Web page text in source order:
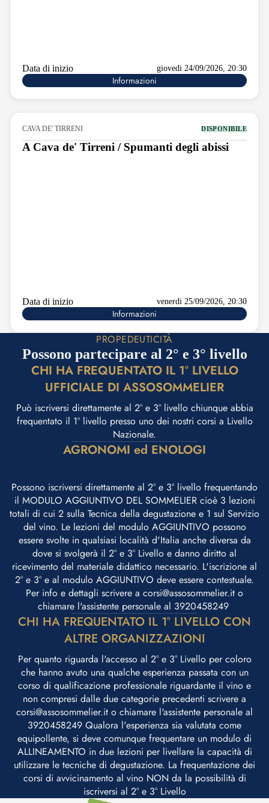
Data di inizio giovedi 24/09/2026, 20:30
Informazioni
CAVA DE' TIRRENI DISPONIBILE
A Cava de' Tirreni / Spumanti degli abissi
Data di inizio venerdi 25/09/2026, 20:30
Informazioni
PROPEDEUTICITÀ
Possono partecipare al 2° e 3° livello
CHI HA FREQUENTATO IL 1° LIVELLO
UFFICIALE DI ASSOSOMMELIER
Può iscriversi direttamente al 2° e 3° livello chiunque abbia
frequentato il 1° livello presso uno dei nostri corsi a Livello
Nazionale.
AGRONOMI ed ENOLOGI
Possono iscriversi direttamente al 2° e 3° livello frequentando
il MODULO AGGIUNTIVO DEL SOMMELIER cioè 3 lezioni
totali di cui 2 sulla Tecnica della degustazione e 1 sul Servizio
del vino. Le lezioni del modulo AGGIUNTIVO possono
essere svolte in qualsiasi località d'Italia anche diversa da
dove si svolgerà il 2° e 3° Livello e danno diritto al
ricevimento del materiale didattico necessario. L'iscrizione al
2° e 3° e al modulo AGGIUNTIVO deve essere contestuale.
Per info e dettagli scrivere a corsi@assosommelier.it o
chiamare l'assistente personale al 3920458249 ​
CHI HA FREQUENTATO IL 1° LIVELLO CON
ALTRE ORGANIZZAZIONI
Per quanto riguarda l'accesso al 2° e 3° Livello per coloro
che hanno avuto una qualche esperienza passata con un
corso di qualificazione professionale riguardante il vino e
non compresi dalle due categorie precedenti scrivere a
corsi@assosommelier.it o chiamare l'assistente personale al
3920458249 Qualora l'esperienza sia valutata come
equipollente, si deve comunque frequentare un modulo di
ALLINEAMENTO in due lezioni per livellare la capacità di
utilizzare le tecniche di degustazione. La frequentazione dei
corsi di avvicinamento al vino NON da la possibilità di
iscriversi al 2° e 3° Livello